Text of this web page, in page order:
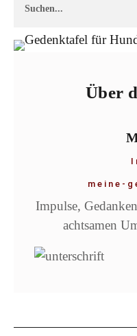
Über
meine-
Impulse,
achtsamen